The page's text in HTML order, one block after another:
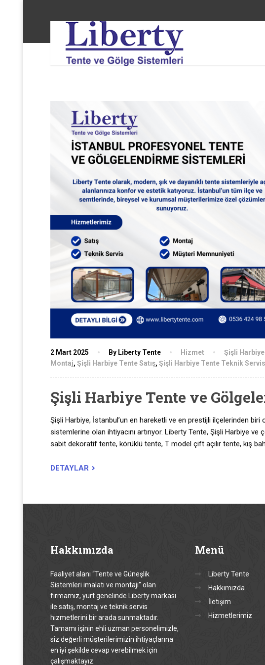
Liberty Tente ve Gölge Sistemleri Şişli Harbiye Tente Teknik
2 Mart 2025 By Liberty Tente Hizmet Şişli
Montaj, Şişli Harbiye Tente Satış, Şişli Harbiye Tente Teknik Servis
Şişli Harbiye Tente ve
Şişli Harbiye, İstanbul’un en hareketli ve en prestijli ilçelerinden
sistemlerine olan ihtiyacını artırıyor. Liberty Tente, Şişli Harbiye
sabit dekoratif tente, körüklü tente, T model çift açılır tente, kış
DETAYLAR
Hakkımızda
Faaliyet alanı “Tente ve Güneşlik
Sistemleri imalatı ve montajı” olan
firmamız, yurt genelinde Liberty markası
ile satış, montaj ve teknik servis
hizmetlerini bir arada sunmaktadır.
Tamamı işinin ehli uzman personelimizle,
siz değerli müşterilerimizin ihtiyaçlarına
en iyi şekilde cevap verebilmek için
çalışmaktayız.
Menü
Liberty Tente
Hakkımızda
İletişim
Hizmetlerimiz